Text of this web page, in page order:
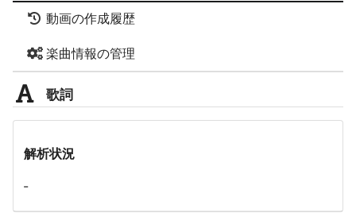
動画の作成履歴
楽曲情報の管理
歌詞
解析状況
-